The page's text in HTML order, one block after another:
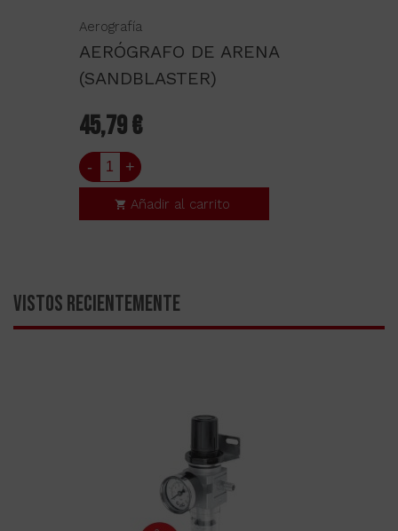
Aerografía
AERÓGRAFO DE ARENA
(SANDBLASTER)
45,79 €
- +
Añadir al carrito
VISTOS RECIENTEMENTE